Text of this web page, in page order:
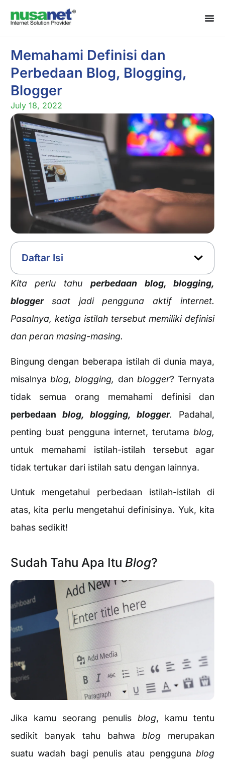
Memahami Definisi dan
Perbedaan Blog, Blogging,
Blogger
July 18, 2022
Daftar Isi
Kita perlu tahu perbedaan blog, blogging,
blogger saat jadi pengguna aktif internet.
Pasalnya, ketiga istilah tersebut memiliki definisi
dan peran masing-masing.
Bingung dengan beberapa istilah di dunia maya,
misalnyablog, blogging, dan blogger? Ternyata
tidak semua orang memahami definisi dan
perbedaan blog, blogging, blogger. Padahal,
penting buat pengguna internet, terutamablog,
untuk memahami istilah-istilah tersebut agar
tidak tertukar dari istilah satu dengan lainnya.
Untuk mengetahui perbedaan istilah-istilah di
atas, kita perlu mengetahui definisinya. Yuk, kita
bahas sedikit!
Sudah Tahu Apa Itu Blog?
Jika kamu seorang penulisblog, kamu tentu
sedikit banyak tahu bahwablog merupakan
suatu wadah bagi penulis atau pengguna blog